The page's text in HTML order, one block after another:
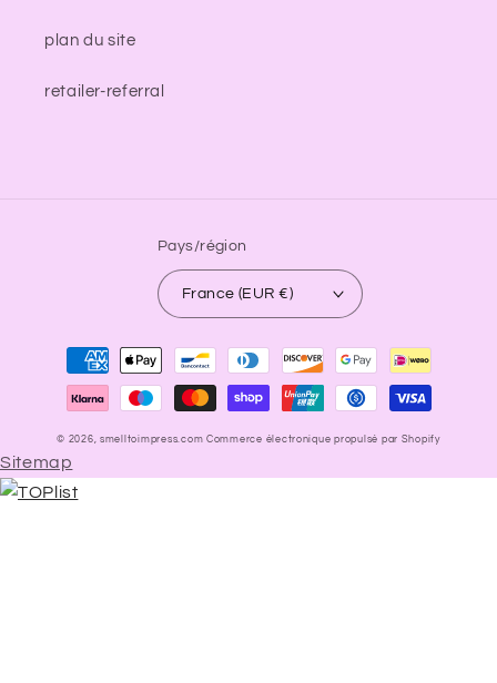
plan du site
retailer-referral
Pays/région
France (EUR €)
Moyens
paiement
© 2026,smelltoimpress.com Commerce électronique propulsé par Shopify
Sitemap